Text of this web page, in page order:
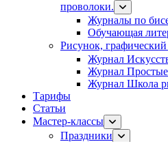
проволоки.
Журналы по
Обучающая
Рисунок,
Журнал
Журнал
Журнал Школа
Тарифы
Статьи
Мастер-классы
Праздники